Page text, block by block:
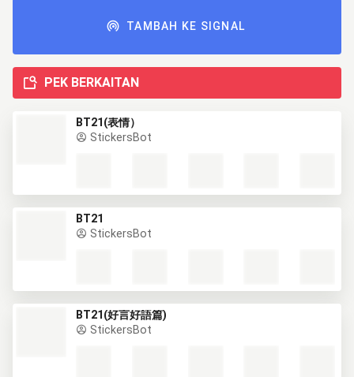
TAMBAH KE SIGNAL
PEK BERKAITAN
BT21(表情）
StickersBot
BT21
StickersBot
BT21(好言好語篇)
StickersBot